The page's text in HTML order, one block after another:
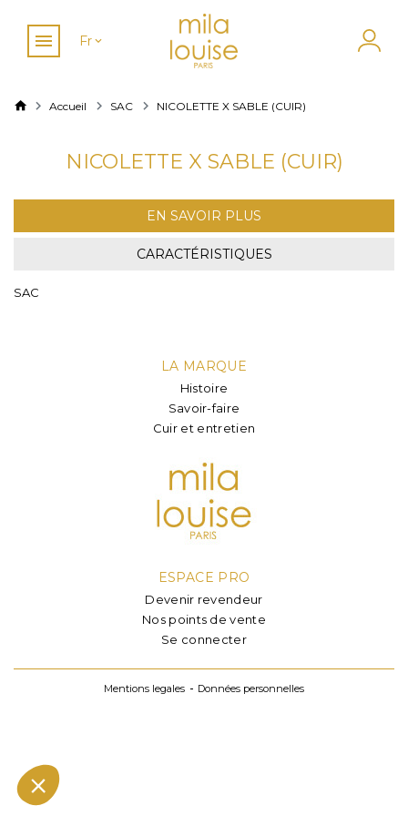
Fr
Accueil SAC NICOLETTE X SABLE (CUIR)
NICOLETTE X SABLE (CUIR)
EN SAVOIR PLUS
CARACTÉRISTIQUES
SAC
LA MARQUE
Histoire
Savoir-faire
Cuir et entretien
ESPACE PRO
Devenir revendeur
Nos points de vente
Se connecter
Mentions legales Données personnelles